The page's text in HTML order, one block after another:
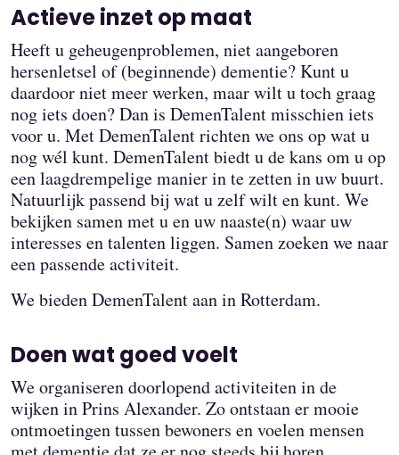
Actieve inzet op maat
Heeft u geheugenproblemen, niet aangeboren
hersenletsel of (beginnende) dementie? Kunt u
daardoor niet meer werken, maar wilt u toch graag
nog iets doen? Dan is DemenTalent misschien iets
voor u. Met DemenTalent richten we ons op wat u
nog wél kunt. DemenTalent biedt u de kans om u op
een laagdrempelige manier in te zetten in uw buurt.
Natuurlijk passend bij wat u zelf wilt en kunt. We
bekijken samen met u en uw naaste(n) waar uw
interesses en talenten liggen. Samen zoeken we naar
een passende activiteit.
We bieden DemenTalent aan in Rotterdam.
Doen wat goed voelt
We organiseren doorlopend activiteiten in de
wijken in Prins Alexander. Zo ontstaan er mooie
ontmoetingen tussen bewoners en voelen mensen